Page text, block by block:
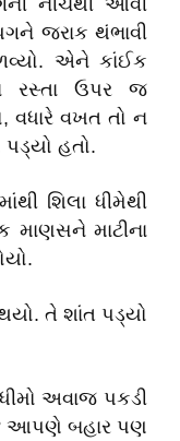
નીચેથી આવી
જરાક થંભાવી
એને કાંઈક
રસ્તા ઉપર જ
વખત તો ન
પડ્યો હતો.
શિલા ધીમેથી
માટીના
તે શાંત પડ્યો
અવાજ પકડી
આપણે બહાર પણ